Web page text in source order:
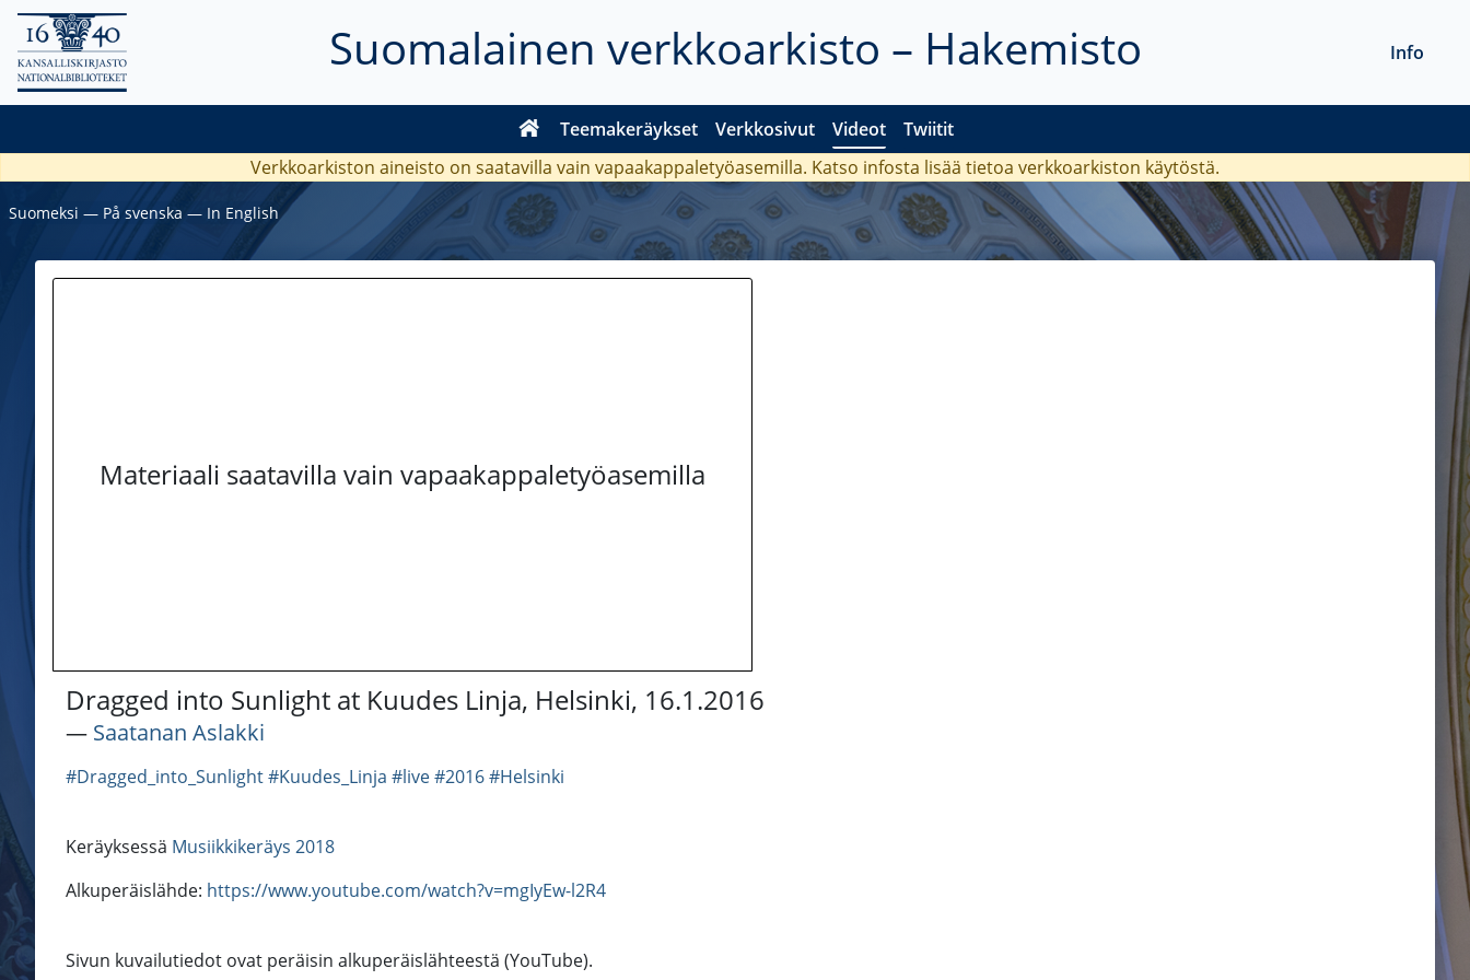
Suomalainen verkkoarkisto – Hakemisto
Teemakeräykset Verkkosivut Videot Twiitit
Info
Verkkoarkiston aineisto on saatavilla vain vapaakappaletyöasemilla. Katso infosta lisää tietoa verkkoarkiston käytöstä.
Suomeksi ― På svenska ― In English
Materiaali saatavilla vain vapaakappaletyöasemilla
Dragged into Sunlight at Kuudes Linja, Helsinki, 16.1.2016
― Saatanan Aslakki
#Dragged_into_Sunlight#Kuudes_Linja #live#2016#Helsinki
Keräyksessä Musiikkikeräys 2018
Alkuperäislähde: https://www.youtube.com/watch?v=mgIyEw-l2R4
Sivun kuvailutiedot ovat peräisin alkuperäislähteestä (YouTube).